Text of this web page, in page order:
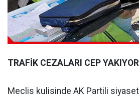
TRAFİK CEZALARI CEP YAKIYOR
Meclis kulisinde AK Partili